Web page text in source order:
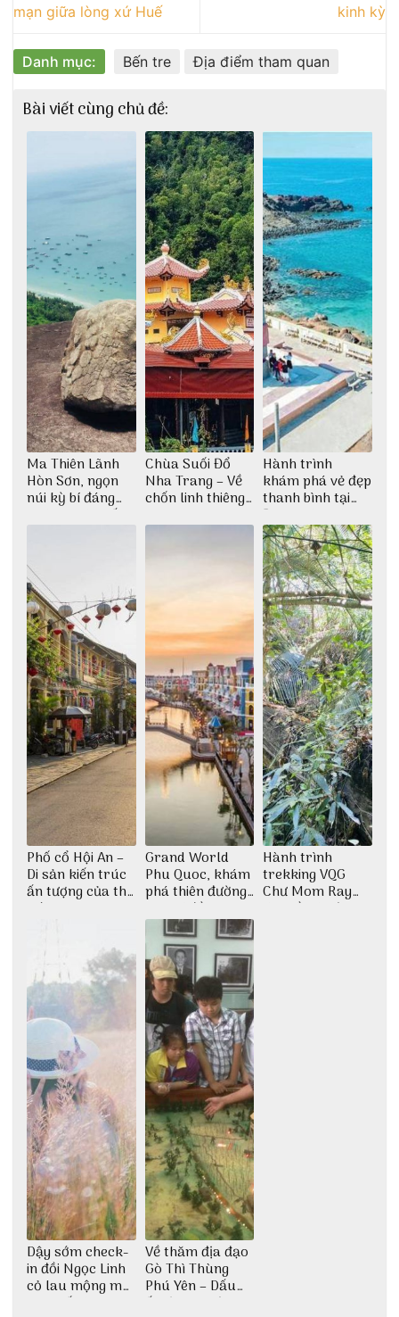
mạn giữa lòng xứ Huế kinh kỳ
Danh mục: Bến tre Địa điểm tham quan
Bài viết cùng chủ đề:
Ma Thiên Lãnh
Hòn Sơn, ngọn
núi kỳ bí đáng
khám phá nhất
Chùa Suối Đổ
Nha Trang – Về
chốn linh thiêng
thiền định
Hành trình
khám phá vẻ đẹp
thanh bình tại
Đảo Phú Quý
Phố cổ Hội An –
Di sản kiến trúc
ấn tượng của thế
giới
Grand World
Phu Quoc, khám
phá thiên đường
giải trí đầy sôi
động
Hành trình
trekking VQG
Chư Mom Ray
tìm về núi rừng
Dậy sớm check-
in đồi Ngọc Linh
cỏ lau mộng mơ
tại Huế nè bạn
Về thăm địa đạo
Gò Thì Thùng
Phú Yên – Dấu
ấn lịch sử còn